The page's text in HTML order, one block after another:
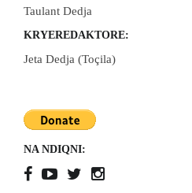
Taulant Dedja
KRYEREDAKTORE:
Jeta Dedja (Toçila)
NA NDIQNI: